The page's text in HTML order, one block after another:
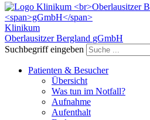
Klinikum
Oberlausitzer Bergland gGmbH
Suchbegriff eingeben
Patienten & Besucher
Übersicht
Was tun im Notfall?
Aufnahme
Aufenthalt